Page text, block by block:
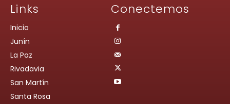
Links
Inicio
Junín
La Paz
Rivadavia
San Martín
Santa Rosa
Conectemos